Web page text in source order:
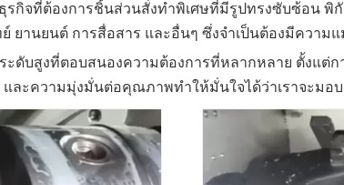
กิจที่ต้องการชิ้นส่วนสั่งทำพิเศษที่มีรูปทรงซับซ้อน พิ
ยานยนต์ การสื่อสาร และอื่นๆ ซึ่งจำเป็นต้องมีความ
ดับสูงที่ตอบสนองความต้องการที่หลากหลาย ตั้งแต่ก
ละความมุ่งมั่นต่อคุณภาพทำให้มั่นใจได้ว่าเราจะมอ